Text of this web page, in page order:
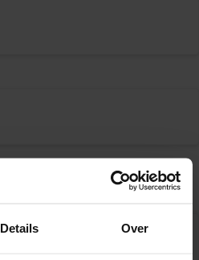
Details Over